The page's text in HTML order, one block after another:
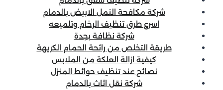
شركة مكافحة النمل الابيض بالدمام
اسرع طرق تنظيف الرخام وتلميعه
شركة نظافة بجدة
طريقة التخلص من رائحة الحمام الكريهة
كيفية ازالة العلكة من الملابس
نصائح عند تنظيف حوائط المنزل
شركة نقل اثاث بالدمام